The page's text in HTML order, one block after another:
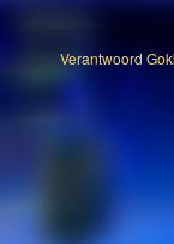
Verantwoord